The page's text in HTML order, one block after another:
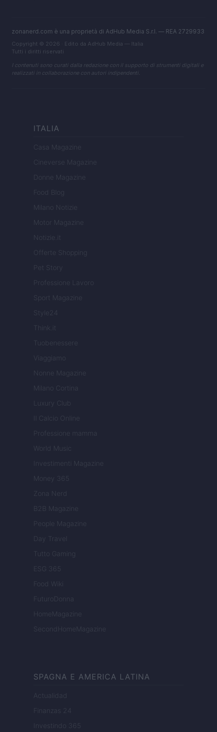
zonanerd.com è una proprietà di AdHub Media S.r.l. — REA 2729933
Copyright © 2026 · Edito da AdHub Media — Italia
Tutti i diritti riservati
I contenuti sono curati dalla redazione con il supporto di strumenti digitali e
realizzati in collaborazione con autori indipendenti.
ITALIA
Casa Magazine
Cineverse Magazine
Donne Magazine
Food Blog
Milano Notizie
Motor Magazine
Notizie.it
Offerte Shopping
Pet Story
Professione Lavoro
Sport Magazine
Style24
Think.it
Tuobenessere
Viaggiamo
Nonne Magazine
Milano Cortina
Luxury Club
Il Calcio Online
Professione mamma
World Music
Investimenti Magazine
Money 365
Zona Nerd
B2B Magazine
People Magazine
Day Travel
Tutto Gaming
ESG 365
Food Wiki
FuturoDonna
HomeMagazine
SecondHomeMagazine
SPAGNA E AMERICA LATINA
Actualidad
Finanzas 24
Investindo 365